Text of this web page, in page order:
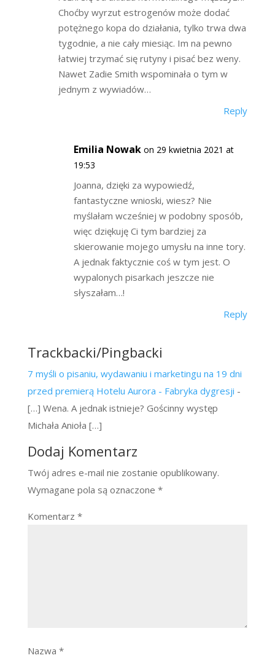
Choćby wyrzut estrogenów może dodać
potężnego kopa do działania, tylko trwa dwa
tygodnie, a nie cały miesiąc. Im na pewno
łatwiej trzymać się rutyny i pisać bez weny.
Nawet Zadie Smith wspominała o tym w
jednym z wywiadów…
Reply
Emilia Nowak on 29 kwietnia 2021 at
19:53
Joanna, dzięki za wypowiedź,
fantastyczne wnioski, wiesz? Nie
myślałam wcześniej w podobny sposób,
więc dziękuję Ci tym bardziej za
skierowanie mojego umysłu na inne tory.
A jednak faktycznie coś w tym jest. O
wypalonych pisarkach jeszcze nie
słyszałam…!
Reply
Trackbacki/Pingbacki
7 myśli o pisaniu, wydawaniu i marketingu na 19 dni
przed premierą Hotelu Aurora - Fabryka dygresji -
[…] Wena. A jednak istnieje? Gościnny występ
Michała Anioła […]
Dodaj Komentarz
Twój adres e-mail nie zostanie opublikowany.
Wymagane pola są oznaczone *
Komentarz *
Nazwa *